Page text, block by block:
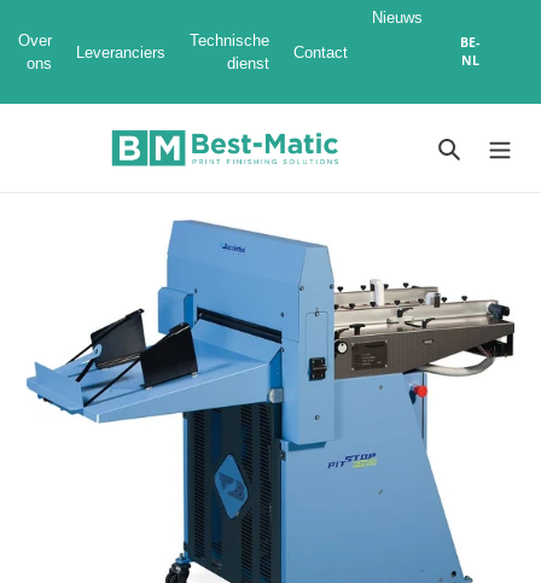
Over
ons
Leveranciers
Technische
dienst
Contact
Nieuws
BE-
NL
Zoeken